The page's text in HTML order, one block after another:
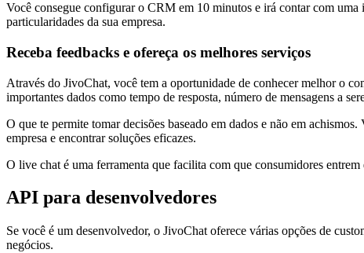
Você consegue configurar o CRM em 10 minutos e irá contar com
particularidades da sua empresa.
Receba feedbacks e ofereça os melhores serviços
Através do JivoChat, você tem a oportunidade de conhecer melhor o
importantes dados como tempo de resposta, número de mensagens a
O que te permite tomar decisões baseado em dados e não em
empresa e encontrar soluções eficazes.
O live chat é uma ferramenta que facilita com que consumidores
API para desenvolvedores
Se você é um desenvolvedor, o JivoChat oferece várias opções de
negócios.